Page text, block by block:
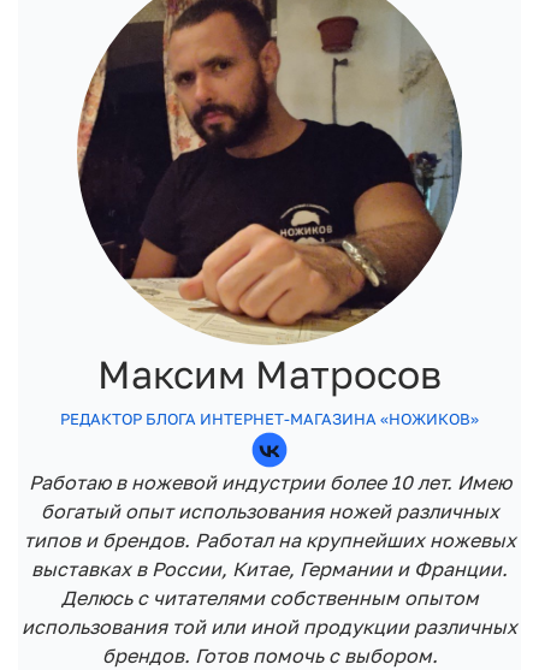
Максим Матросов
РЕДАКТОР БЛОГА ИНТЕРНЕТ-МАГАЗИНА «НОЖИКОВ»
Работаю в ножевой индустрии более 10 лет. Имею
богатый опыт использования ножей различных
типов и брендов. Работал на крупнейших ножевых
выставках в России, Китае, Германии и Франции.
Делюсь с читателями собственным опытом
использования той или иной продукции различных
брендов. Готов помочь с выбором.